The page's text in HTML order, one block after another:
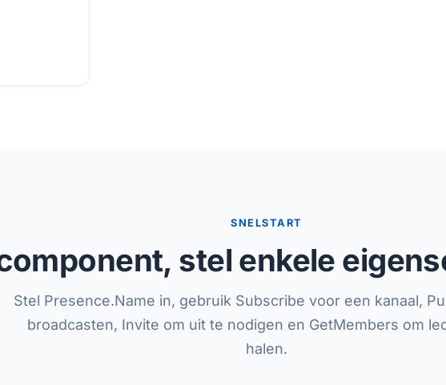
SNELSTART
stel enkele
Stel Presence.Name in, gebruik Subscribe voor een kanaal,
broadcasten, Invite om uit te nodigen en GetMembers om
halen.